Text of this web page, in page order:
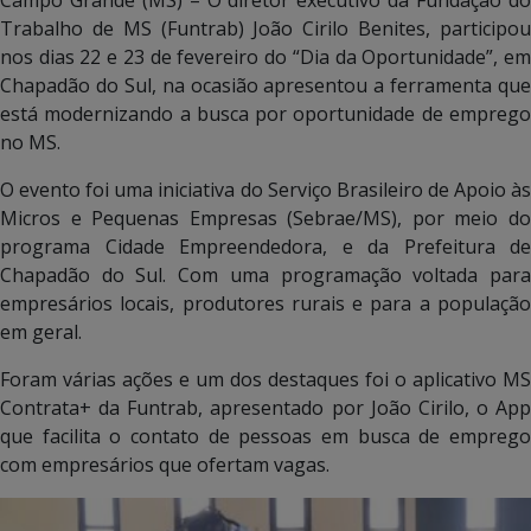
Trabalho de MS (Funtrab) João Cirilo Benites, participou
nos dias 22 e 23 de fevereiro do “Dia da Oportunidade”, em
Chapadão do Sul, na ocasião apresentou a ferramenta que
está modernizando a busca por oportunidade de emprego
no MS.
O evento foi uma iniciativa do Serviço Brasileiro de Apoio às
Micros e Pequenas Empresas (Sebrae/MS), por meio do
programa Cidade Empreendedora, e da Prefeitura de
Chapadão do Sul. Com uma programação voltada para
empresários locais, produtores rurais e para a população
em geral.
Foram várias ações e um dos destaques foi o aplicativo MS
Contrata+ da Funtrab, apresentado por João Cirilo, o App
que facilita o contato de pessoas em busca de emprego
com empresários que ofertam vagas.